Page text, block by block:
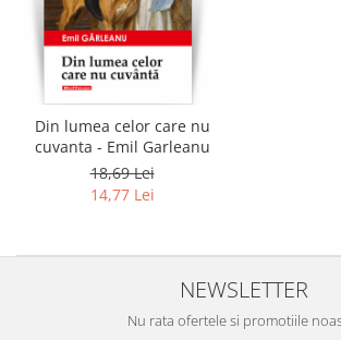
Din lumea celor care nu
cuvanta - Emil Garleanu
18,69 Lei
14,77 Lei
NEWSLETTER
Nu rata ofertele si promotiile